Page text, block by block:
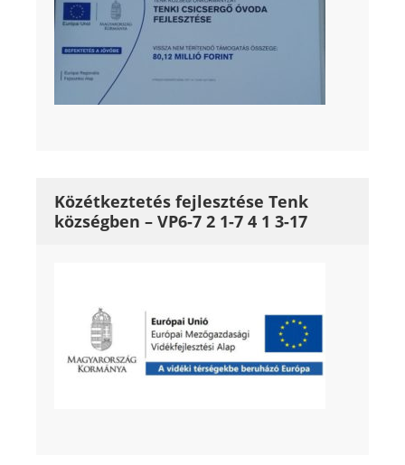
Közétkeztetés fejlesztése Tenk
községben – VP6-7 2 1-7 4 1 3-17